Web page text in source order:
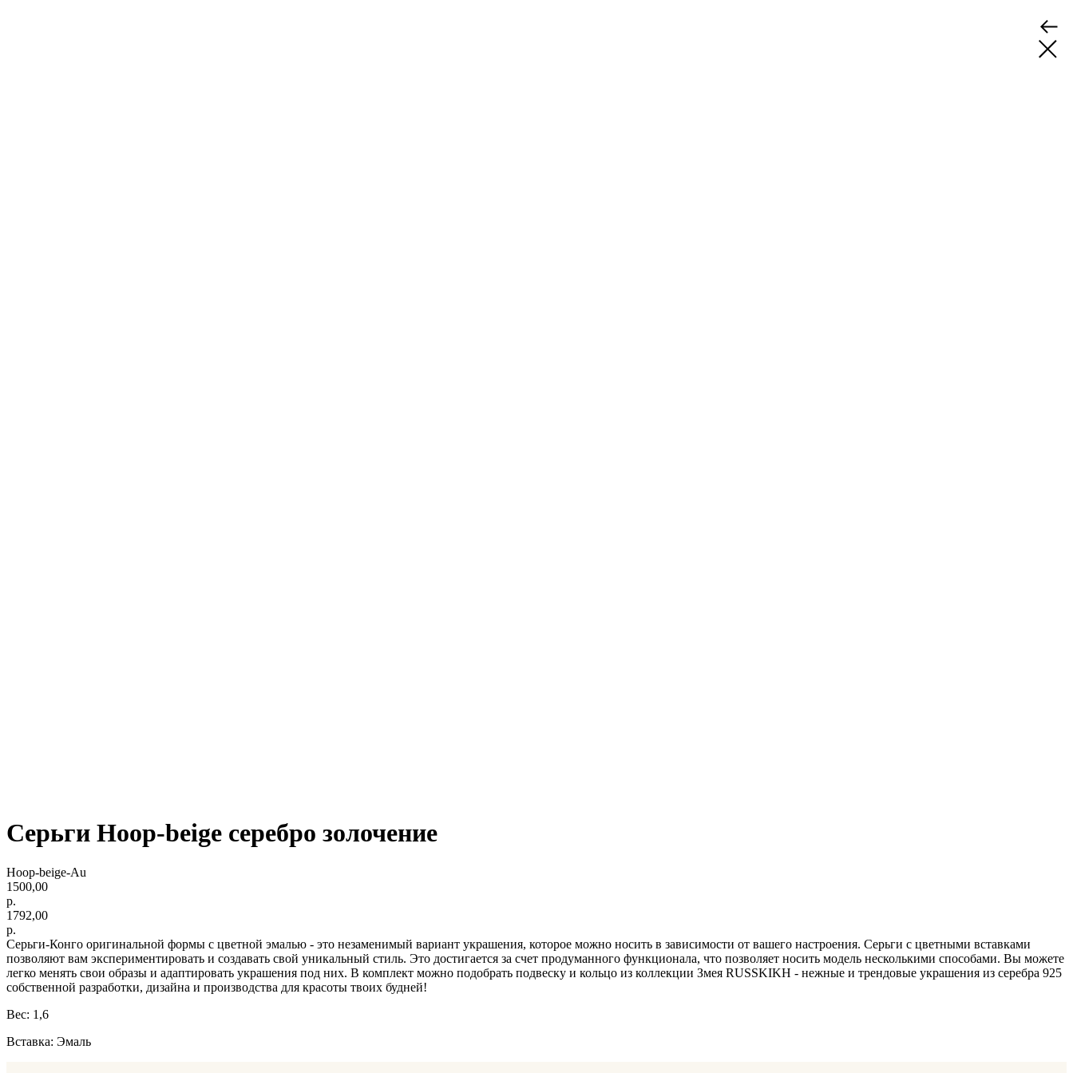
Серьги Hoop-beige серебро золочение
Hoop-beige-Au
1500,00
р.
1792,00
р.
Серьги-Конго оригинальной формы с цветной эмалью - это незаменимый вариант украшения, которое можно носить в зависимости от вашего настроения. Серьги с цветными вставками
позволяют вам экспериментировать и создавать свой уникальный стиль. Это достигается за счет продуманного функционала, что позволяет носить модель несколькими способами. Вы можете
легко менять свои образы и адаптировать украшения под них. В комплект можно подобрать подвеску и кольцо из коллекции Змея RUSSKIKH - нежные и трендовые украшения из серебра 925
собственной разработки, дизайна и производства для красоты твоих будней!
Вес: 1,6
Вставка: Эмаль